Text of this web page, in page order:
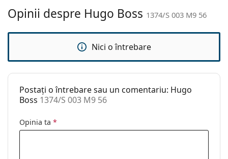
curățat:
Altele
Bărbați
Categorie:
Ochelari de soare
Brand:
Hugo Boss
Utilizare:
Modă
Opinii despre Hugo Boss 1374/S 003 M9 56
Nici o întrebare
Postați o întrebare sau un comentariu: Hugo
Boss 1374/S 003 M9 56
Opinia ta *